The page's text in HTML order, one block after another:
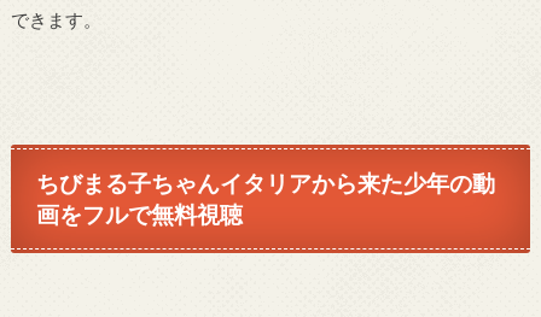
できます。
ちびまる子ちゃんイタリアから来た少年の動
画をフルで無料視聴